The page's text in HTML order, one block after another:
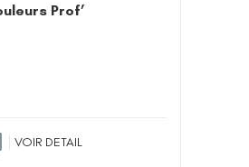
Prof’
VOIR DETAIL